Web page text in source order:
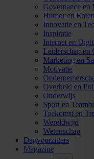
Governance en
Humor en
Innovatie en
Inspiratie
Internet en
Leiderschap
Marketing en
Motivatie
Overheid en
Onderwijs
Sport en
Toekomst en
Wereldwijd
Wetenschap
Dagvoorzitters
Magazine